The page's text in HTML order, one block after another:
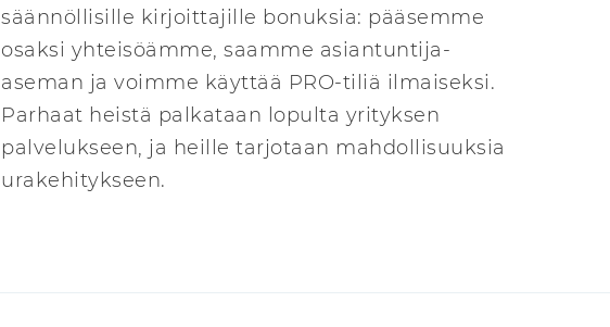
säännöllisille kirjoittajille bonuksia: pääsemme
osaksi yhteisöämme, saamme asiantuntija-
aseman ja voimme käyttää PRO-tiliä ilmaiseksi.
Parhaat heistä palkataan lopulta yrityksen
palvelukseen, ja heille tarjotaan mahdollisuuksia
urakehitykseen.